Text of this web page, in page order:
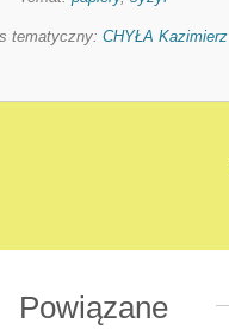
tematyczny: CHYŁA Kazimierz
Powiązane